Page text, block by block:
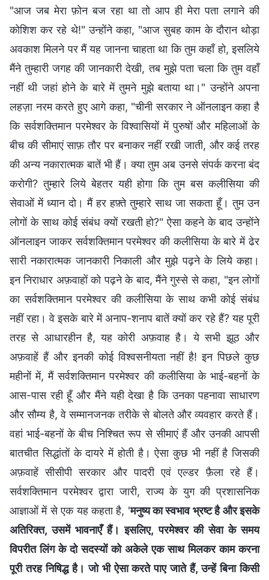
"आज जब मेरा फ़ोन बज रहा था तो आप ही मेरा पता लगाने की
कोशिश कर रहे थे!" उन्होंने कहा, "आज सुबह काम के दौरान थोड़ा
अवकाश मिलने पर मैं यह जानना चाहता था कि तुम कहाँ हो, इसलिये
मैंने तुम्हारी जगह की जानकारी देखी, तब मुझे पता चला कि तुम वहाँ
नहीं थी जहां होने के बारे में तुमने मुझे बताया था।" उन्होंने अपना
लहज़ा नरम करते हुए आगे कहा, "चीनी सरकार ने ऑनलाइन कहा है
कि सर्वशक्तिमान परमेश्वर के विश्वासियों में पुरुषों और महिलाओं के
बीच की सीमाएं साफ़ तौर पर बनाकर नहीं रखी जाती, और कई तरह
की अन्य नकारात्मक बातें भी हैं। क्या तुम अब उनसे संपर्क करना बंद
करोगी? तुम्हारे लिये बेहतर यही होगा कि तुम बस कलीसिया की
सेवाओं में ध्यान दो। मैं हर हफ़्ते तुम्हारे साथ जा सकता हूँ। तुम उन
लोगों के साथ कोई संबंध क्यों रखती हो?" ऐसा कहने के बाद उन्होंने
ऑनलाइन जाकर सर्वशक्तिमान परमेश्वर की कलीसिया के बारे में ढेर
सारी नकारात्मक जानकारी निकाली और मुझे पढ़ने के लिये कहा।
इन निराधार अफ़वाहों को पढ़ने के बाद, मैंने गुस्से से कहा, "इन लोगों
का सर्वशक्तिमान परमेश्वर की कलीसिया के साथ कभी कोई संबंध
नहीं रहा। वे इसके बारे में अनाप-शनाप बातें क्यों कर रहे हैं? यह पूरी
तरह से आधारहीन है, यह कोरी अफ़वाह है। ये सभी झूठ और
अफ़वाहें हैं और इनकी कोई विश्वसनीयता नहीं है! इन पिछले कुछ
महीनों में, मैं सर्वशक्तिमान परमेश्वर की कलीसिया के भाई-बहनों के
आस-पास रही हूँ और मैंने यही देखा है कि उनका पहनावा साधारण
और सौम्य है, वे सम्मानजनक तरीके से बोलते और व्यवहार करते हैं।
वहां भाई-बहनों के बीच निश्चित रूप से सीमाएं हैं और उनकी आपसी
बातचीत सिद्धांतों के दायरे में होती है। ऐसा कुछ भी नहीं है जिसकी
अफ़वाहें सीसीपी सरकार और पादरी एवं एल्डर फ़ैला रहे हैं।
सर्वशक्तिमान परमेश्वर द्वारा जारी, राज्य के युग की प्रशासनिक
आज्ञाओं में से एक यह कहता है, 'मनुष्य का स्वभाव भ्रष्ट है और इसके
अतिरिक्त, उसमें भावनाएँ हैं। इसलिए, परमेश्वर की सेवा के समय
विपरीत लिंग के दो सदस्यों को अकेले एक साथ मिलकर काम करना
पूरी तरह निषिद्ध है। जो भी ऐसा करते पाए जाते हैं, उन्हें बिना किसी